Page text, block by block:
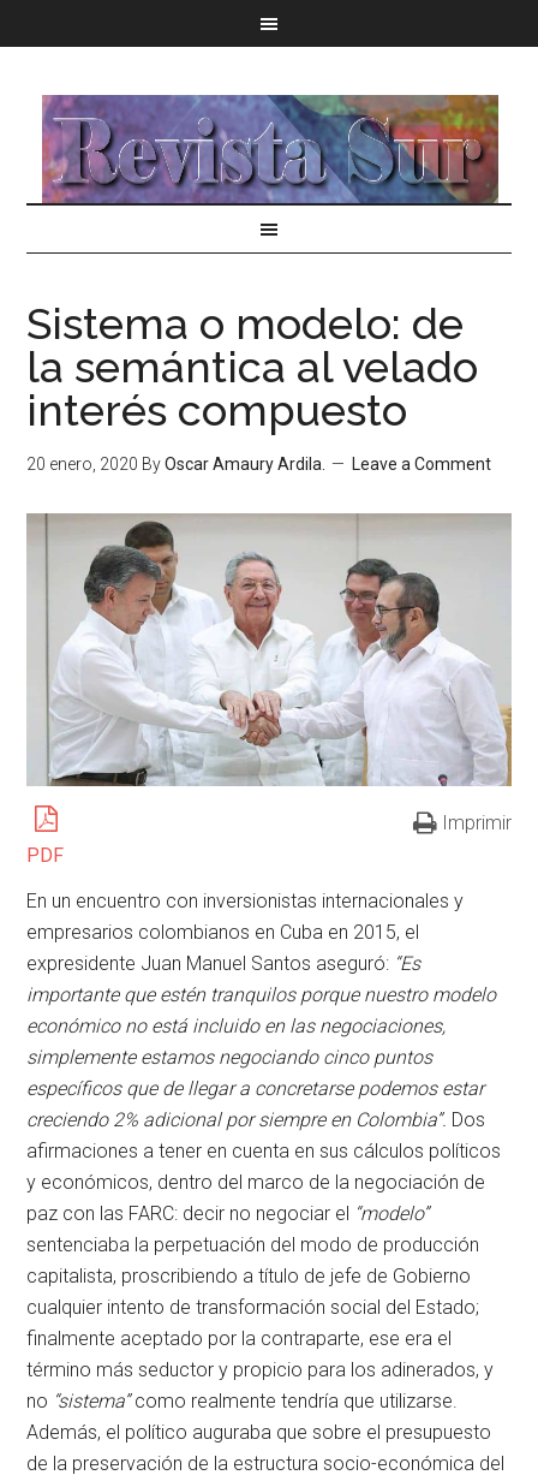
Sistema o modelo: de
la semántica al velado
interés compuesto
20 enero, 2020 ByOscar Amaury Ardila. Leave a Comment
PDF
Imprimir
En un encuentro con inversionistas internacionales y
empresarios colombianos en Cuba en 2015, el
expresidente Juan Manuel Santos aseguró: “Es
importante que estén tranquilos porque nuestro modelo
económico no está incluido en las negociaciones,
simplemente estamos negociando cinco puntos
específicos que de llegar a concretarse podemos estar
creciendo 2% adicional por siempre en Colombia”. Dos
afirmaciones a tener en cuenta en sus cálculos políticos
y económicos, dentro del marco de la negociación de
paz con las FARC: decir no negociar el “modelo”
sentenciaba la perpetuación del modo de producción
capitalista, proscribiendo a título de jefe de Gobierno
cualquier intento de transformación social del Estado;
finalmente aceptado por la contraparte, ese era el
término más seductor y propicio para los adinerados, y
no “sistema”como realmente tendría que utilizarse.
Además, el político auguraba que sobre el presupuesto
de la preservación de la estructura socio-económica del